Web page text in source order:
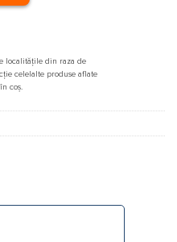
localitățile din raza de
celelalte produse aflate
coș.